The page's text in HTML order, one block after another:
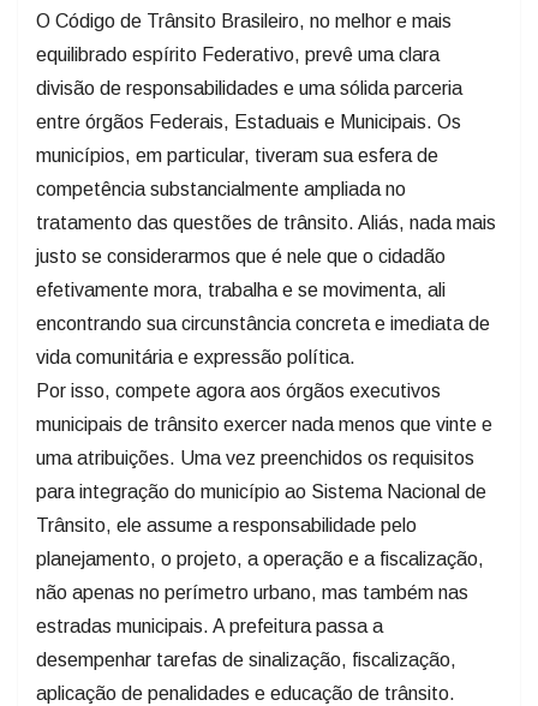
O Código de Trânsito Brasileiro, no melhor e mais
equilibrado espírito Federativo, prevê uma clara
divisão de responsabilidades e uma sólida parceria
entre órgãos Federais, Estaduais e Municipais. Os
municípios, em particular, tiveram sua esfera de
competência substancialmente ampliada no
tratamento das questões de trânsito. Aliás, nada mais
justo se considerarmos que é nele que o cidadão
efetivamente mora, trabalha e se movimenta, ali
encontrando sua circunstância concreta e imediata de
vida comunitária e expressão política.
Por isso, compete agora aos órgãos executivos
municipais de trânsito exercer nada menos que vinte e
uma atribuições. Uma vez preenchidos os requisitos
para integração do município ao Sistema Nacional de
Trânsito, ele assume a responsabilidade pelo
planejamento, o projeto, a operação e a fiscalização,
não apenas no perímetro urbano, mas também nas
estradas municipais. A prefeitura passa a
desempenhar tarefas de sinalização, fiscalização,
aplicação de penalidades e educação de trânsito.